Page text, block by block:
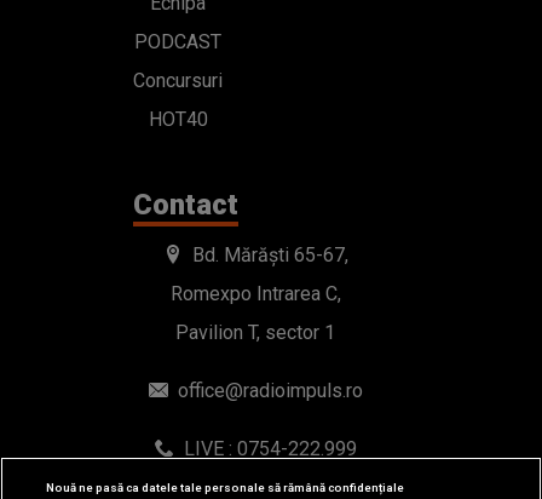
PODCAST
Concursuri
HOT40
Contact
Bd. Mărăști 65-67,
Romexpo Intrarea C,
Pavilion T, sector 1
office@radioimpuls.ro
LIVE : 0754-222.999
WhatsApp: 0754-222.999
Nouă ne pasă ca datele tale personale să rămână confidențiale